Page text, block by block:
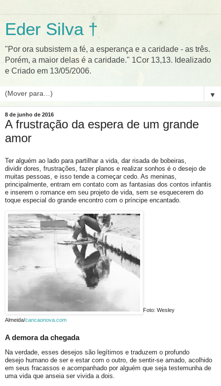
Eder Silva †
"Por ora subsistem a fé, a esperança e a caridade - as três.
Porém, a maior delas é a caridade." 1Cor 13,13. Idealizado
e Criado em 13/05/2006.
▼
8 de junho de 2016
A frustração da espera de um grande
amor
Ter alguém ao lado para partilhar a vida, dar risada de bobeiras,
dividir dores, frustrações, fazer planos e realizar sonhos é o desejo de
muitas pessoas, e isso tende a começar cedo. As meninas,
principalmente, entram em contato com as fantasias dos contos infantis
e inserem o romance em seu projeto de vida, sem se esquecerem do
toque especial do grande encontro com o príncipe encantado.
Foto: Wesley
Almeida/cancaonova.com
A demora da chegada
Na verdade, esses desejos são legítimos e traduzem o profundo
desejo humano de ser e estar com o outro, de sentir-se amado, acolhido
em seus fracassos e acompanhado por alguém que seja testemunha de
uma vida que anseia ser vivida a dois.